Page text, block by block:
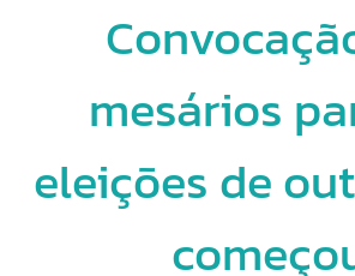
mesários
eleições de